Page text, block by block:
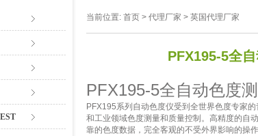
当前位置: 首页 > 代理厂家 > 英国代理厂家
PFX195-5全
PFX195-5全自动色度
PFX195系列自动色度仪受到全世界色度专家
和工业领域色度测量和质量控制。高精度的自
靠的色度数据，完全客观的不受外界影响的操